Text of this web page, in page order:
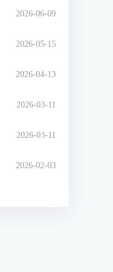
2026-06-09
2026-05-15
2026-04-13
2026-03-11
2026-03-11
2026-02-03